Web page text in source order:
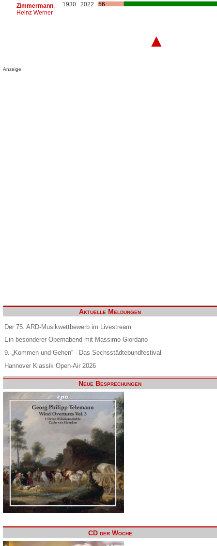
Zimmermann,
Heinz Werner
1930 2022 56
▲
Anzeige
Aktuelle Meldungen
Der 75. ARD-Musikwettbewerb im Livestream
Ein besonderer Opernabend mit Massimo Giordano
9. „Kommen und Gehen“ - Das Sechsstädtebundfestival
Hannover Klassik Open-Air 2026
Neue Besprechungen
CD der Woche